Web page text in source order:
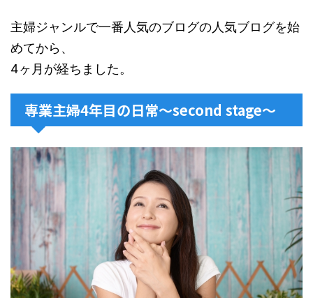
主婦ジャンルで一番人気のブログの人気ブログを始
めてから、
4ヶ月が経ちました。
専業主婦4年目の日常〜second stage〜